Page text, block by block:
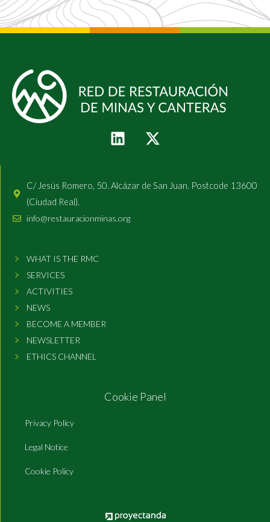
C/ Jesús Romero, 50. Alcázar de San Juan. Postcode 13600
(Ciudad Real).
info@restauracionminas.org
WHAT IS THE RMC
SERVICES
ACTIVITIES
NEWS
BECOME A MEMBER
NEWSLETTER
ETHICS CHANNEL
Cookie Panel
Privacy Policy
Legal Notice
Cookie Policy